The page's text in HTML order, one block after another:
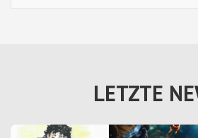
LETZTE